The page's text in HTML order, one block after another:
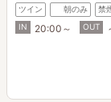
ツイン 朝のみ
禁
IN
20:00～ OUT